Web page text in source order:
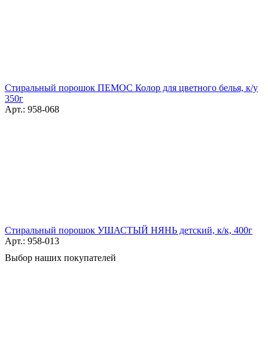
Стиральный порошок ПЕМОС Колор для цветного белья, к/у
350г
Арт.: 958-068
Стиральный порошок УШАСТЫЙ НЯНЬ детский, к/к, 400г
Арт.: 958-013
Выбор наших покупателей